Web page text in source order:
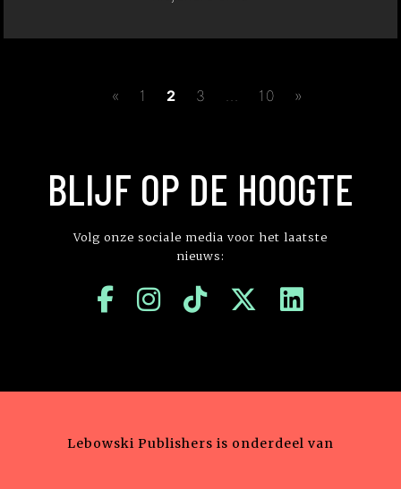
« 1 2 3 ... 10 »
BLIJF OP DE HOOGTE
Volg onze sociale media voor het laatste
nieuws:
Lebowski Publishers is onderdeel van